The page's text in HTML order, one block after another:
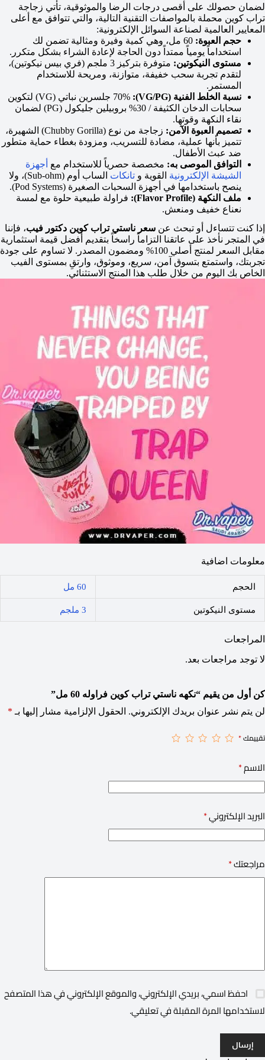
لضمان حصولك على أقصى درجات الرضا والموثوقية، تأتي زجاجة
تراب كوين محملة بالمواصفات التقنية التالية، والتي تتوافق مع أعلى
المعايير العالمية لصناعة السوائل الإلكترونية:
حجم العبوة:
60 مل، وهي كمية وفيرة ومثالية تضمن لك
استخداماً يومياً ممتداً دون الحاجة لإعادة الشراء بشكل متكرر.
مستوى النيكوتين:
متوفرة بتركيز 3 ملجم (فري بيس نيكوتين)،
لتقدم تجربة سحب خفيفة، متوازنة، ومريحة للاستخدام
المستمر.
نسبة الخلط الفنية (VG/PG):
70% جلسرين نباتي (VG) لتكوين
سحابات الدخان الكثيفة / 30% بروبيلين جليكول (PG) لضمان
نقاء النكهة وقوتها.
تصميم العبوة الآمن:
زجاجة من نوع (Chubby Gorilla) الشهيرة،
تتميز بأنها عملية، مضادة للتسريب، ومزودة بغطاء حماية متطور
ضد عبث الأطفال.
التوافق الموصى به: مخصصة حصرياً للاستخدام مع أجهزة
الشيشة الإلكترونية القوية و تانكات
الساب أوم (Sub-ohm)، ولا
ينصح باستخدامها في أجهزة السحبات الصغيرة (Pod Systems).
ملف النكهة (Flavor Profile):
فراولة طبيعية حلوة مع لمسة
نعناع خفيف ومنعش.
إذا كنت تتساءل أو تبحث عن سعر ناستي تراب كوين دكتور فيب، فإننا
في المتجر نأخذ على عاتقنا التزاماً راسخاً بتقديم أفضل قيمة استثمارية
مقابل السعر لمنتج أصلي 100% ومضمون المصدر. لا تساوم على جودة
تجربتك، واستمتع بتسوق آمن، سريع، وموثوق، وارتقِ بمستوى الفيب
الخاص بك اليوم من خلال طلب هذا المنتج الاستثنائي.
معلومات اضافية
الحجم 60 مل
مستوى النيكوتين 3 ملجم
المراجعات
لا توجد مراجعات بعد.
كن أول من يقيم “نكهه ناستي تراب كوين فراوله 60 مل”
لن يتم نشر عنوان بريدك الإلكتروني. الحقول الإلزامية مشار إليها بـ *
تقييمك*
الاسم*
البريد الإلكتروني*
مراجعتك*
احفظ اسمي، بريدي الإلكتروني، والموقع الإلكتروني في هذا المتصفح
لاستخدامها المرة المقبلة في تعليقي.
إرسال